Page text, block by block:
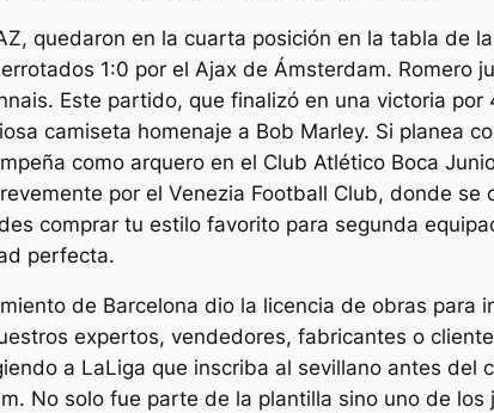
quedaron en la cuarta posición en la tabla de
1:0 por el Ajax de Ámsterdam. Romero
Este partido, que finalizó en una victoria por
camiseta homenaje a Bob Marley. Si planea
como arquero en el Club Atlético Boca
por el Venezia Football Club, donde se
comprar tu estilo favorito para segunda
perfecta.
de Barcelona dio la licencia de obras para
expertos, vendedores, fabricantes o
a LaLiga que inscriba al sevillano antes del
No solo fue parte de la plantilla sino uno de